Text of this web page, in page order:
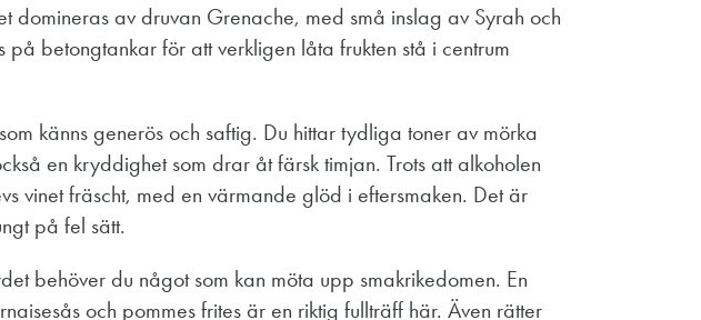
domineras av druvan Grenache, med små inslag av Syrah och
betongtankar för att verkligen låta frukten stå i centrum
känns generös och saftig. Du hittar tydliga toner av mörka
en kryddighet som drar åt färsk timjan. Trots att alkoholen
vinet fräscht, med en värmande glöd i eftersmaken. Det är
på fel sätt.
behöver du något som kan möta upp smakrikedomen. En
och pommes frites är en riktig fullträff här. Även rätter